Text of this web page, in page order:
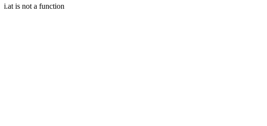
i.at is not a function